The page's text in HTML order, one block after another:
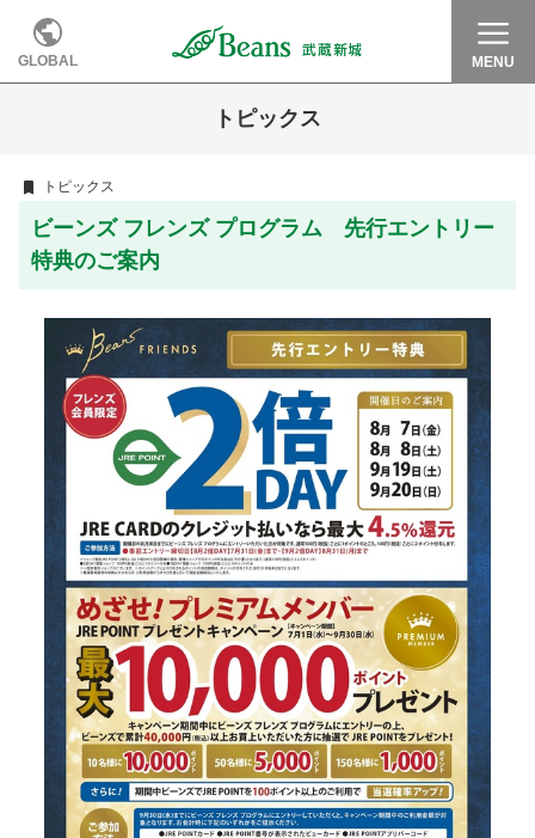
GLOBAL MENU
トピックス
トピックス
ビーンズ フレンズ プログラム 先行エントリー
特典のご案内